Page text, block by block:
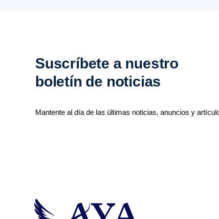
Suscríbete a nuestro
boletín de noticias
Mantente al día de las últimas noticias, anuncios y